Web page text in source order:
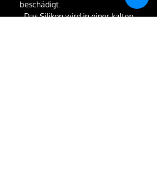
beschädigt.
- Das Silikon wird in einer kalten